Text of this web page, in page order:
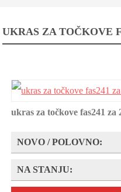
UKRAS ZA TOČKOVE
ukras za točkove fas241 za
NOVO / POLOVNO:
NA STANJU: